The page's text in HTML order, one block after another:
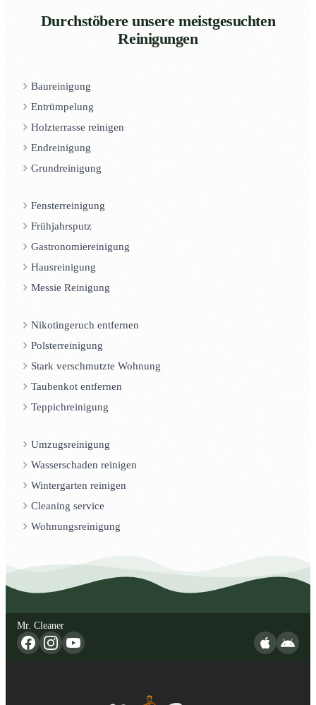
Durchstöbere unsere meistgesuchten
Reinigungen
Baureinigung
Entrümpelung
Holzterrasse reinigen
Endreinigung
Grundreinigung
Fensterreinigung
Frühjahrsputz
Gastronomiereinigung
Hausreinigung
Messie Reinigung
Nikotingeruch entfernen
Polsterreinigung
Stark verschmutzte Wohnung
Taubenkot entfernen
Teppichreinigung
Umzugsreinigung
Wasserschaden reinigen
Wintergarten reinigen
Cleaning service
Wohnungsreinigung
Mr. Cleaner